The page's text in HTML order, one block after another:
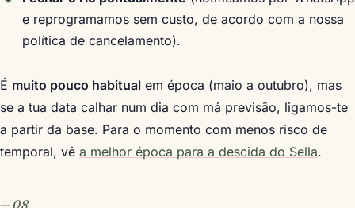
e reprogramamos sem custo, de acordo com a nossa
política de cancelamento).
É muito pouco habitual em época (maio a outubro), mas
se a tua data calhar num dia com má previsão, ligamos-te
a partir da base. Para o momento com menos risco de
temporal, vê a melhor época para a descida do Sella.